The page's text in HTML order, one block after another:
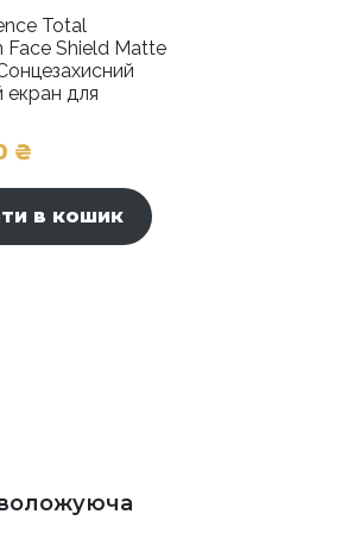
Total
Face Shield Matte
для
₴
в кошик